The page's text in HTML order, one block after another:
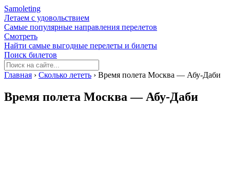
Samoleting
Летаем с удовольствием
Самые популярные направления перелетов
Смотреть
Найти самые выгодные перелеты и билеты
Поиск билетов
Главная › Сколько лететь › Время полета Москва — Абу-Даби
Время полета Москва — Абу-Даби